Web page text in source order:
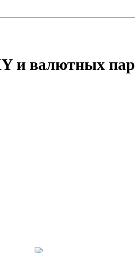
и валютных пар